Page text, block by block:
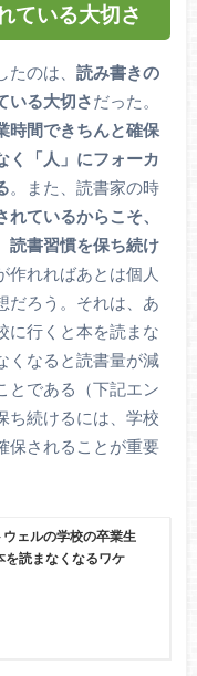
ている大切さ
のは、 読み書きの
いる大切さだった。
時間できちんと確保
く「人」にフォーカ
。また、読書家の時
ているからこそ、
読書習慣を保ち続け
作れればあとは個人
だろう。それは、あ
に行くと本を読まな
くなると読書量が減
とである（下記エン
ち続けるには、学校
保されることが重要
ェルの学校の卒業生
を読まなくなるワケ